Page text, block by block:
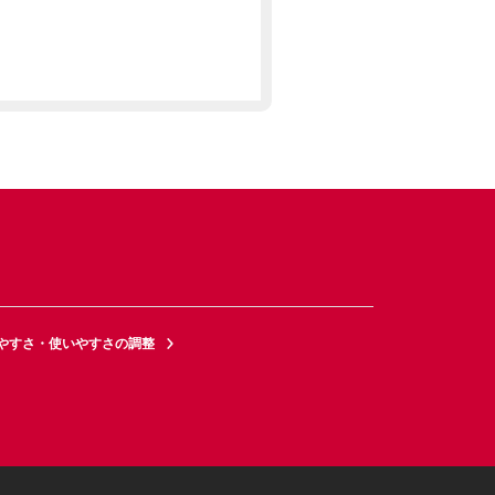
すさ・使いやすさの調整